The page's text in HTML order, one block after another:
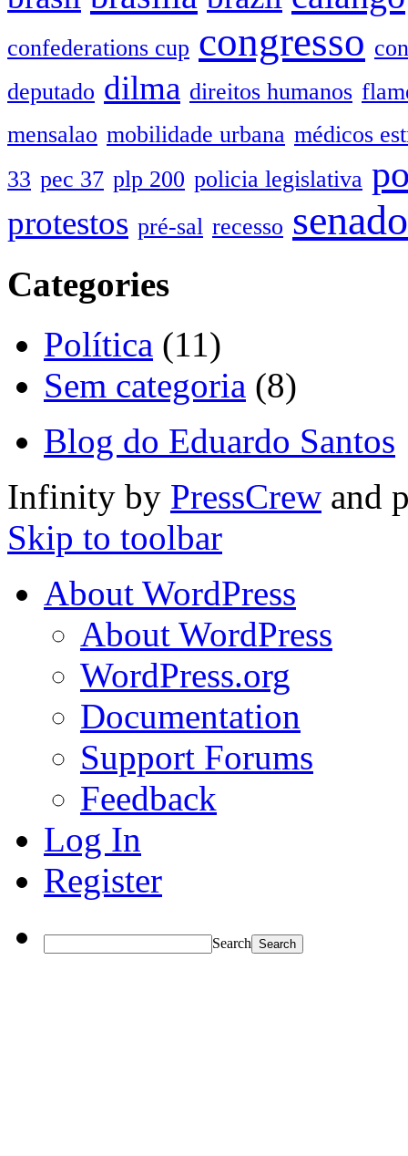
confederations cup congresso
deputado dilma direitos humanos
mensalao mobilidade urbana médicos
33 pec 37 plp 200 policia legislativa
protestos pré-sal recesso senado
Categories
Política (11)
Sem categoria (8)
Blog do Eduardo Santos
Infinity by PressCrew and
Skip to toolbar
About WordPress
About WordPress
WordPress.org
Documentation
Support Forums
Feedback
Log In
Register
Search